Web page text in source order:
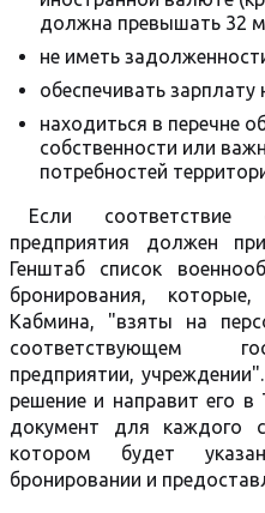
должна превышать 32
не иметь
обеспечивать зарплату
находиться в перечне
собственности или
потребностей
Если соответствие
предприятия должен
Генштаб список
бронирования,
Кабмина, "взяты на
соответствующем
предприятии,
решение и направит его
документ для каждого
котором будет
бронировании и